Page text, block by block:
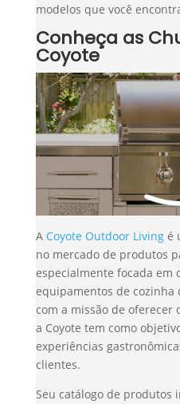
modelos que você
Conheça as
Coyote
A Coyote Outdoor Livingé
no mercado de produtos
especialmente focada em
equipamentos de cozinha
com a missão de
a Coyote tem como
experiências
clientes.
Seu catálogo de produtos